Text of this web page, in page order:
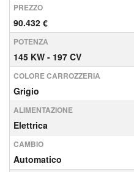
PREZZO
90.432 €
POTENZA
145 KW - 197 CV
COLORE CARROZZERIA
Grigio
ALIMENTAZIONE
Elettrica
CAMBIO
Automatico